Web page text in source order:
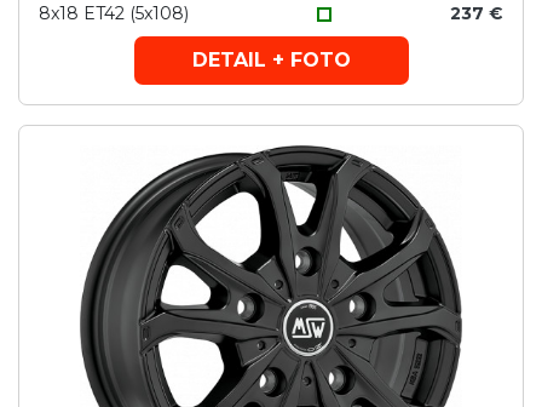
8x18 ET42 (5x108)
237 €
DETAIL + FOTO